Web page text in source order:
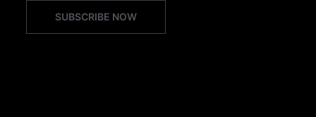
SUBSCRIBE NOW